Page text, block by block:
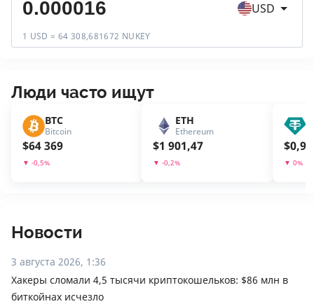
1 USD = 64 308,681672 NUKEY
USD
Люди часто ищут
BTC
Bitcoin
$64 369
▼ -0,5%
ETH
Ethereum
$1 901,47
▼ -0,2%
$
▼ 0%
Новости
3 августа 2026, 1:36
Хакеры сломали 4,5 тысячи криптокошельков: $86 млн в
биткойнах исчезло